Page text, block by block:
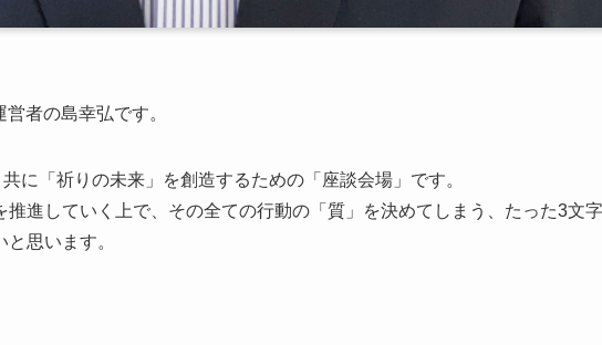
者の島幸弘です。
に「祈りの未来」を創造するための「座談会場」です。
進していく上で、その全ての行動の「質」を決めてしまう、たった3文字
思います。